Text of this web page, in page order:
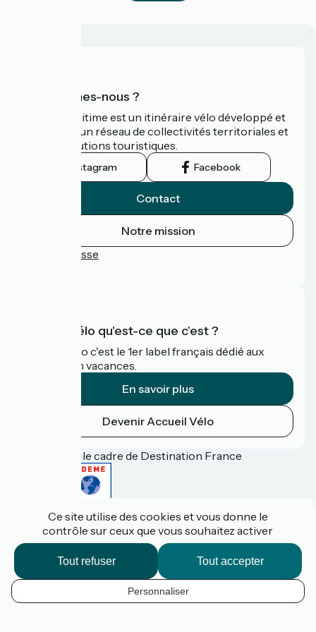
FR
Qui sommes-nous ?
La Vélomaritime est un itinéraire vélo développé et
promu par un réseau de collectivités territoriales et
leurs institutions touristiques.
Instagram Facebook
Contact
Notre mission
Espace Presse
Accueil Vélo qu'est-ce que c'est ?
Accueil Vélo c'est le 1er label français dédié aux
cyclistes en vacances.
En savoir plus
Devenir Accueil Vélo
Financé dans le cadre de Destination France
Espace pro / presse
Plan du site
Mentions légales
Contact
Réalisation :
et France Vélo Tourisme
Ce site utilise des cookies et vous donne le
contrôle sur ceux que vous souhaitez activer
Tout accepter
Tout refuser
Personnaliser